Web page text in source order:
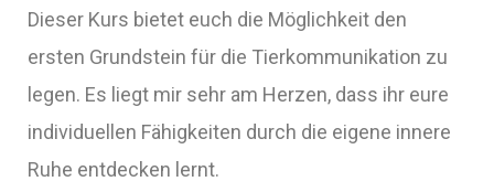
Dieser Kurs bietet euch die Möglichkeit den
ersten Grundstein für die Tierkommunikation zu
legen. Es liegt mir sehr am Herzen, dass ihr eure
individuellen Fähigkeiten durch die eigene innere
Ruhe entdecken lernt.